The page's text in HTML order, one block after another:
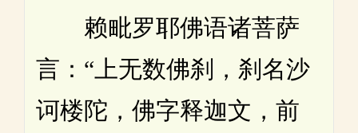
赖毗罗耶佛语诸菩萨
言：“上无数佛刹，刹名沙
诃楼陀，佛字释迦文，前